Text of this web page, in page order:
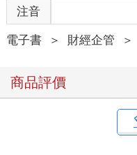
來，她的黑長髮、深紅唇膏
服，鑽石耳環──一切的一
一個被火焰吞沒的巨大標誌
的背景故事朗朗上口。事
的出身，才信任她，才願意
生。任職高階顧問公司期間
表現。年僅三十六歲，已兩
注音
電子書 ＞ 財經企管 ＞
商品評價